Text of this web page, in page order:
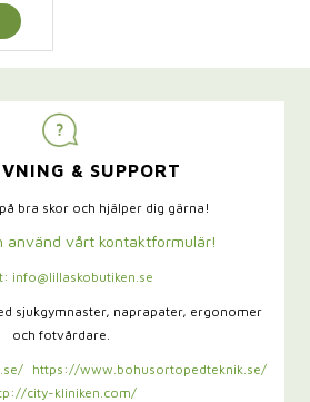
& SUPPORT
bra skor och hjälper dig gärna!
använd vårt kontaktformulär!
info@lillaskobutiken.se
sjukgymnaster, naprapater, ergonomer
och fotvårdare.
https://www.bohusortopedteknik.se/
city-kliniken.com/